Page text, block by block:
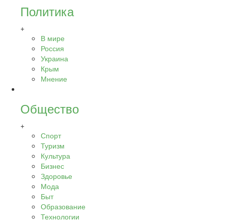
Политика
+
В мире
Россия
Украина
Крым
Мнение
Общество
+
Спорт
Туризм
Культура
Бизнес
Здоровье
Мода
Быт
Образование
Технологии